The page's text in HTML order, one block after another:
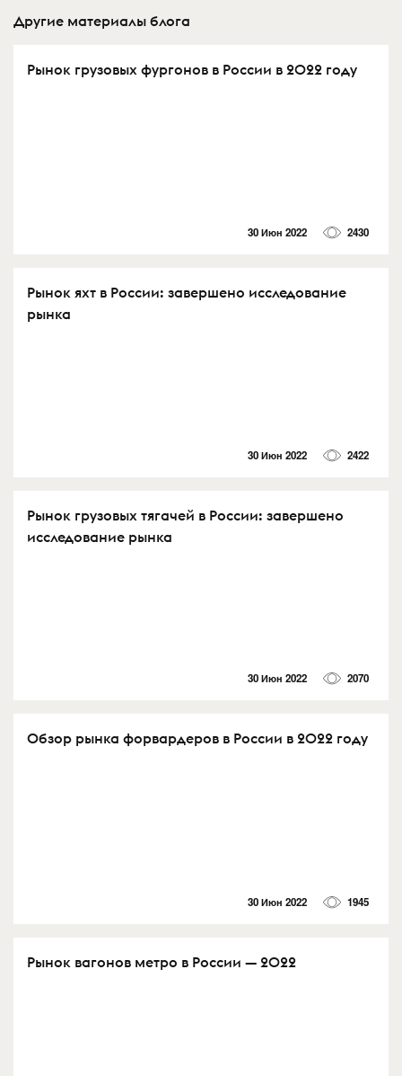
Другие материалы блога
Рынок грузовых фургонов в России в 2022 году
30 Июн 2022 2430
Рынок яхт в России: завершено исследование
рынка
30 Июн 2022 2422
Рынок грузовых тягачей в России: завершено
исследование рынка
30 Июн 2022 2070
Обзор рынка форвардеров в России в 2022 году
30 Июн 2022 1945
Рынок вагонов метро в России — 2022